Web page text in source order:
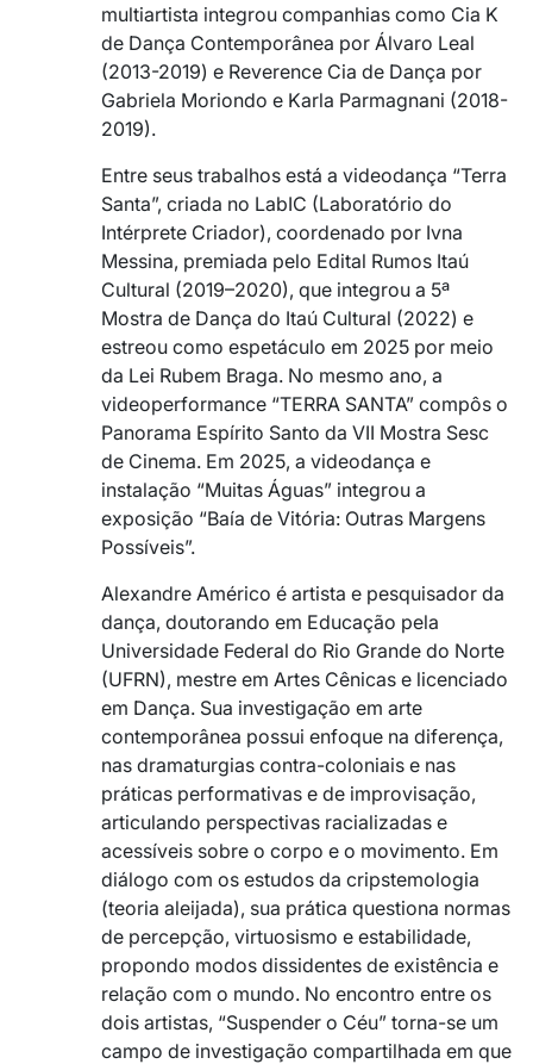
multiartista integrou companhias como Cia K
de Dança Contemporânea por Álvaro Leal
(2013-2019) e Reverence Cia de Dança por
Gabriela Moriondo e Karla Parmagnani (2018-
2019).
Entre seus trabalhos está a videodança “Terra
Santa”, criada no LabIC (Laboratório do
Intérprete Criador), coordenado por Ivna
Messina, premiada pelo Edital Rumos Itaú
Cultural (2019–2020), que integrou a 5ª
Mostra de Dança do Itaú Cultural (2022) e
estreou como espetáculo em 2025 por meio
da Lei Rubem Braga. No mesmo ano, a
videoperformance “TERRA SANTA” compôs o
Panorama Espírito Santo da VII Mostra Sesc
de Cinema. Em 2025, a videodança e
instalação “Muitas Águas” integrou a
exposição “Baía de Vitória: Outras Margens
Possíveis”.
Alexandre Américo é artista e pesquisador da
dança, doutorando em Educação pela
Universidade Federal do Rio Grande do Norte
(UFRN), mestre em Artes Cênicas e licenciado
em Dança. Sua investigação em arte
contemporânea possui enfoque na diferença,
nas dramaturgias contra-coloniais e nas
práticas performativas e de improvisação,
articulando perspectivas racializadas e
acessíveis sobre o corpo e o movimento. Em
diálogo com os estudos da cripstemologia
(teoria aleijada), sua prática questiona normas
de percepção, virtuosismo e estabilidade,
propondo modos dissidentes de existência e
relação com o mundo. No encontro entre os
dois artistas, “Suspender o Céu” torna-se um
campo de investigação compartilhada em que